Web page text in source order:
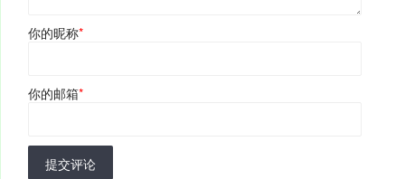
你的昵称*
你的邮箱*
提交评论